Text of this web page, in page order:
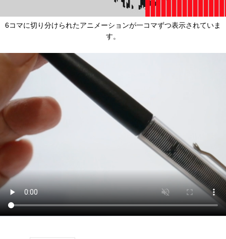
6コマに切り分けられたアニメーションが一コマずつ表示されていま
す。